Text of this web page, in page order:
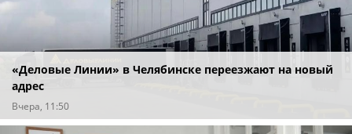
«Деловые Линии» в Челябинске переезжают на новый
адрес
Вчера, 11:50